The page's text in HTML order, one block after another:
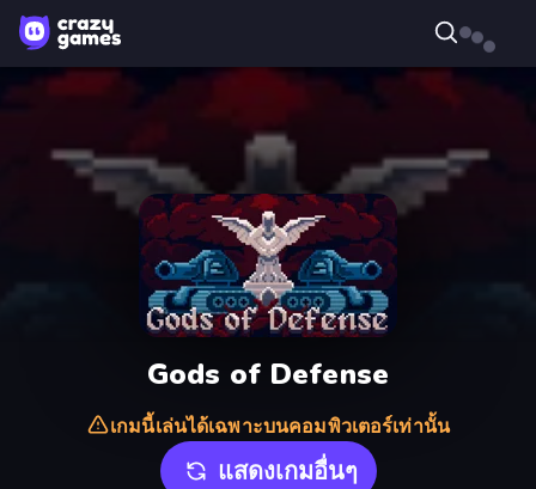
Gods of Defense
เกมนี้เล่นได้เฉพาะบนคอมพิวเตอร์เท่านั้น
แสดงเกมอื่นๆ